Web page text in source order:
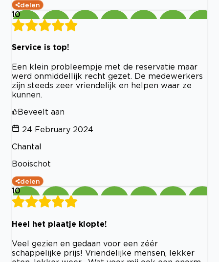
delen
10
Service is top!
Een klein probleempje met de reservatie maar
werd onmiddellijk recht gezet. De medewerkers
zijn steeds zeer vriendelijk en helpen waar ze
kunnen.
Beveelt aan
24 February 2024
Chantal
Booischot
delen
10
Heel het plaatje klopte!
Veel gezien en gedaan voor een zéér
schappelijke prijs! Vriendelijke mensen, lekker